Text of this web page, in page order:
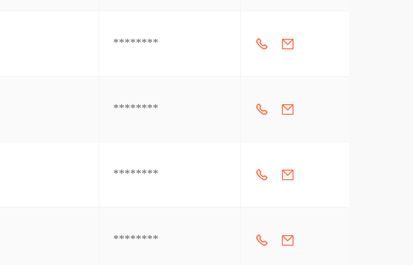
********
********
********
********